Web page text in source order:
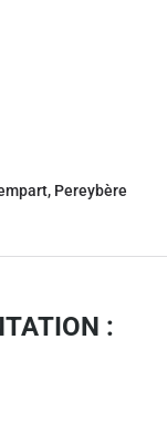
Pereybère
: